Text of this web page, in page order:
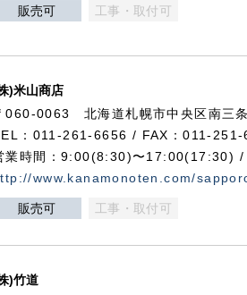
販売可 工事・取付可
)米山商店
060-0063 北海道札幌市中央区南三
：011-261-6656 / FAX：011-251-
業時間：9:00(8:30)〜17:00(17:30) /
www.kanamonoten.com/
販売可 工事・取付可
)竹道